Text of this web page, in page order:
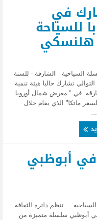
في
للسياحة
هلنسكي
الشارقة - للسنة
التوالي تشارك حاليا هيئة تنمية
في " معرض شمال أوروبا
ماتكا" الذي يقام خلال
في أبوظبي
تنظم دائرة الثقافة
أبوظبي سلسلة متميزة من